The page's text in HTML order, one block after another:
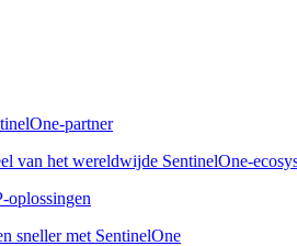
partner
van het wereldwijde SentinelOne-
oplossingen
sneller met SentinelOne